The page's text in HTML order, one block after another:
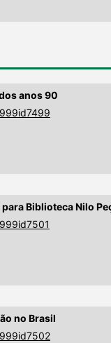
anos 90
Biblioteca Nilo
no Brasil